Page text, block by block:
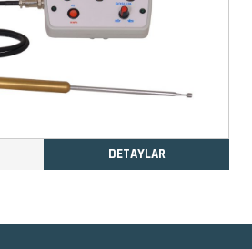
DETAYLAR